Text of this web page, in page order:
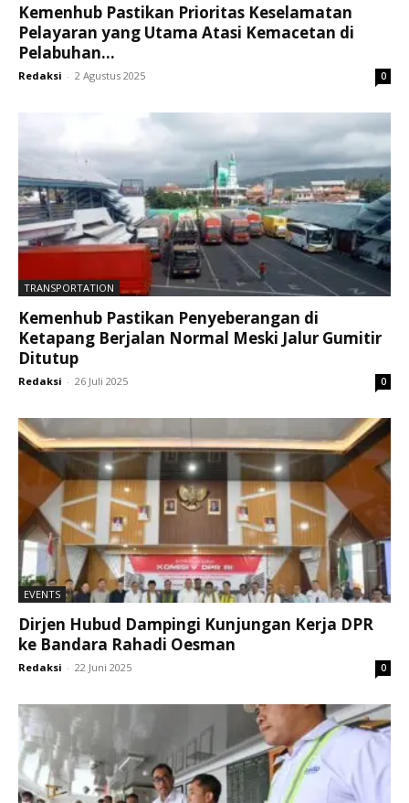
Kemenhub Pastikan Prioritas Keselamatan
Pelayaran yang Utama Atasi Kemacetan di
Pelabuhan...
Redaksi - 2 Agustus 2025 0
TRANSPORTATION
Kemenhub Pastikan Penyeberangan di
Ketapang Berjalan Normal Meski Jalur Gumitir
Ditutup
Redaksi - 26 Juli 2025 0
EVENTS
Dirjen Hubud Dampingi Kunjungan Kerja DPR
ke Bandara Rahadi Oesman
Redaksi - 22 Juni 2025 0